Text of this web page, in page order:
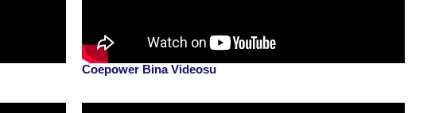
Coepower Bina Videosu